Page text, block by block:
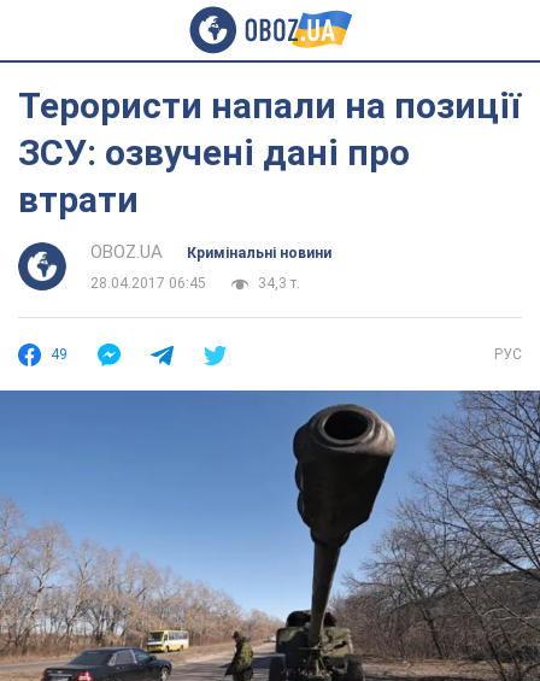
Терористи напали на позиції
ЗСУ: озвучені дані про
втрати
OBOZ.UA
Кримінальні новини
28.04.2017 06:45
34,3 т.
49 РУС